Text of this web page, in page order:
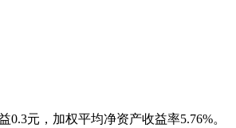
元，加权平均净资产收益率5.76%。